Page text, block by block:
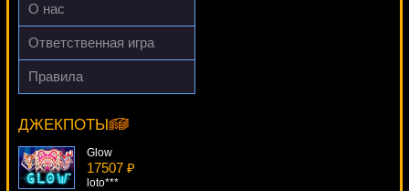
Lucy***
О нас
Ответственная игра
Правила
ДЖЕКПОТЫ
Fruitilicious
loto***
Glow
17507 ₽
loto***